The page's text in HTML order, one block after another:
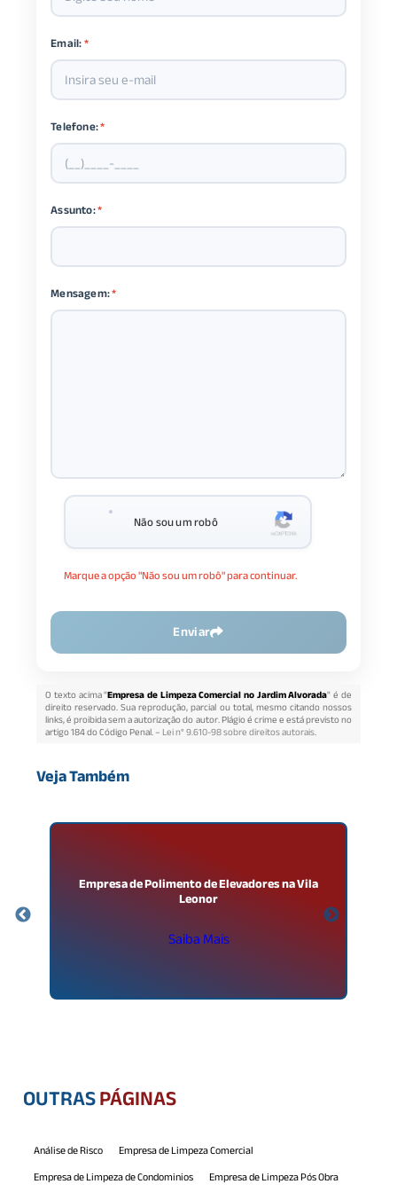
Email:*
Telefone:*
Assunto:*
Mensagem:*
Não sou um robô
Marque a opção "Não sou um robô" para continuar.
Enviar
O texto acima "Empresa de Limpeza Comercial no Jardim Alvorada" é de
direito reservado. Sua reprodução, parcial ou total, mesmo citando nossos
links, é proibida sem a autorização do autor. Plágio é crime e está previsto no
artigo 184 do Código Penal. –Lei n° 9.610-98 sobre direitos autorais.
Veja Também
Empresa de Polimento de Elevadores na Vila
Leonor
Saiba Mais
OUTRASPÁGINAS
Análise de Risco
Empresa de Limpeza Comercial
Empresa de Limpeza de Condominios
Empresa de Limpeza Pós Obra